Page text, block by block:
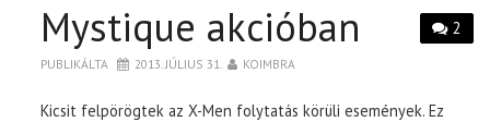
2
Mystique akcióban
PUBLIKÁLTA 2013. JÚLIUS 31. KOIMBRA
Kicsit felpörögtek az X-Men folytatás körüli események. Ez